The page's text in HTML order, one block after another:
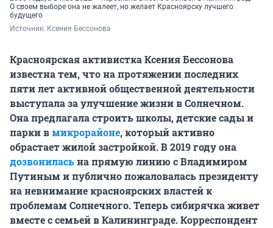
О своем выборе она не жалеет, но желает Красноярску лучшего
будущего
Источник: Ксения Бессонова
Красноярская активистка Ксения Бессонова
известна тем, что на протяжении последних
пяти лет активной общественной деятельности
выступала за улучшение жизни в Солнечном.
Она предлагала строить школы, детские сады и
парки вмикрорайоне, который активно
обрастает жилой застройкой. В 2019 году она
дозвониласьна прямую линию с Владимиром
Путиным и публично пожаловалась президенту
на невнимание красноярских властей к
проблемам Солнечного. Теперь сибирячка живет
вместе с семьей в Калининграде. Корреспондент